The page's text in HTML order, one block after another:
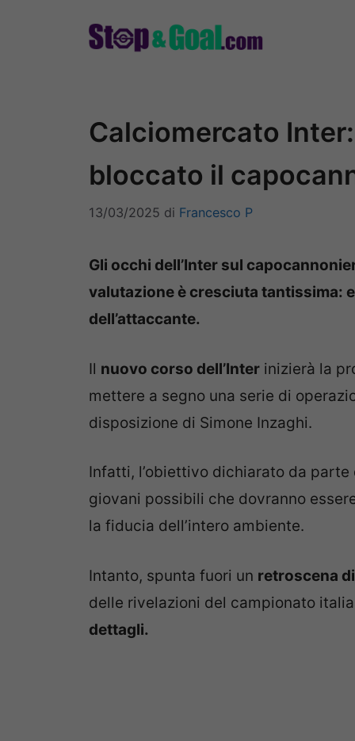
Calciomercato
bloccato il
13/03/2025 di Francesco P
Gli occhi dell’Inter sul
valutazione è cresciuta tantissima:
dell’attaccante.
Il nuovo corso dell’Inter inizierà la
mettere a segno una serie di
disposizione di Simone Inzaghi.
Infatti, l’obiettivo dichiarato da parte
giovani possibili che dovranno
la fiducia dell’intero ambiente.
Intanto, spunta fuori un retroscena
delle rivelazioni del campionato
dettagli.